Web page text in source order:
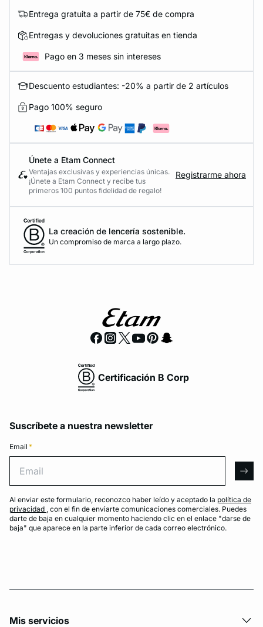
Entrega gratuita a partir de 75€ de compra
Entregas y devoluciones gratuitas en tienda
Pago en 3 meses sin intereses
Descuento estudiantes: -20% a partir de 2 artículos
Pago 100% seguro
Únete a Etam Connect
Ventajas exclusivas y experiencias únicas.
¡Únete a Etam Connect y recibe tus
primeros 100 puntos fidelidad de regalo!
Registrarme ahora
La creación de lencería sostenible.
Un compromiso de marca a largo plazo.
Certificación B Corp
Suscríbete a nuestra newsletter
Email *
Al enviar este formulario, reconozco haber leído y aceptado la política de
privacidad , con el fin de enviarte comunicaciones comerciales. Puedes
darte de baja en cualquier momento haciendo clic en el enlace "darse de
baja" que aparece en la parte inferior de cada correo electrónico.
Mis servicios